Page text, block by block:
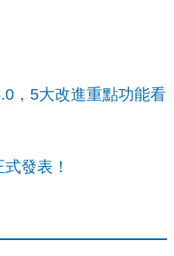
，5大改進重點功能看
發表！